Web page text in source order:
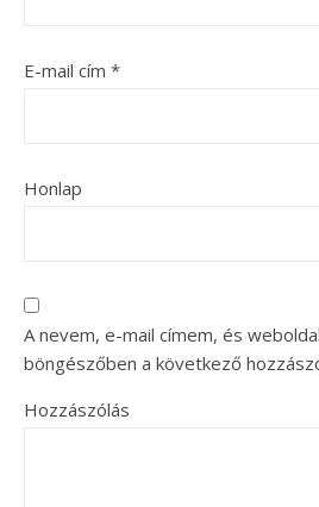
E-mail cím *
Honlap
A nevem, e-mail címem, és
böngészőben a következő
Hozzászólás